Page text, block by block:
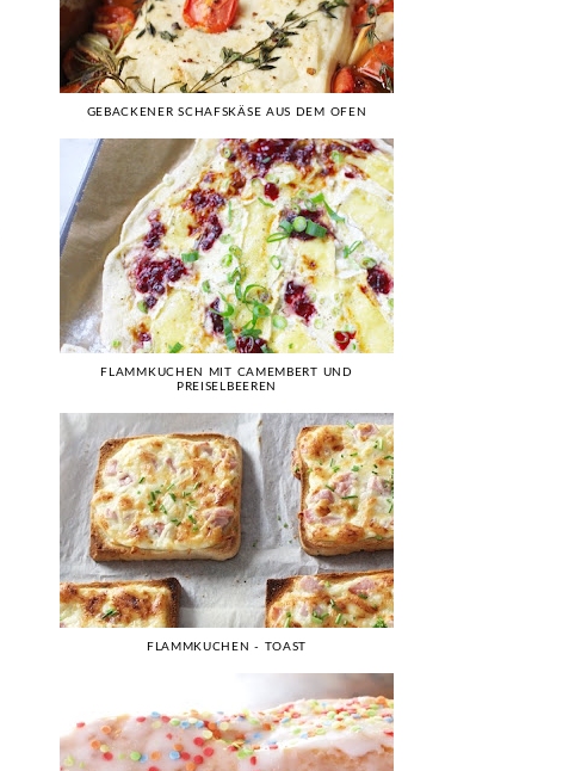
GEBACKENER SCHAFSKÄSE AUS DEM OFEN
FLAMMKUCHEN MIT CAMEMBERT UND
PREISELBEEREN
FLAMMKUCHEN - TOAST